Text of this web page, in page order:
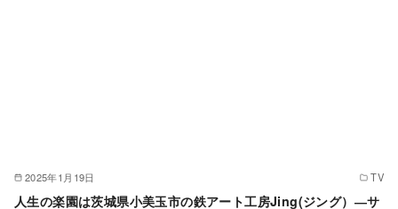
2025年1月19日 TV
人生の楽園は茨城県小美玉市の鉄アート工房Jing(ジング）―サ